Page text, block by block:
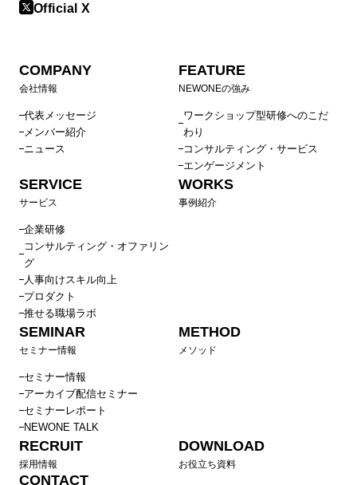
Official X
COMPANY
会社情報
代表メッセージ
メンバー紹介
ニュース
FEATURE
NEWONEの強み
ワークショップ型研修へのこだ
わり
コンサルティング・サービス
エンゲージメント
SERVICE
サービス
企業研修
コンサルティング・オファリン
グ
人事向けスキル向上
プロダクト
推せる職場ラボ
WORKS
事例紹介
SEMINAR
セミナー情報
セミナー情報
アーカイブ配信セミナー
セミナーレポート
NEWONE TALK
METHOD
メソッド
RECRUIT
採用情報
DOWNLOAD
お役立ち資料
CONTACT